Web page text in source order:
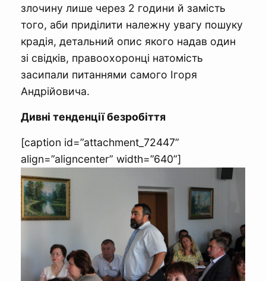
злочину лише через 2 години й замість
того, аби приділити належну увагу пошуку
крадія, детальний опис якого надав один
зі свідків, правоохоронці натомість
засипали питаннями самого Ігоря
Андрійовича.
Дивні тенденції безробіття
[caption id=”attachment_72447”
align=”aligncenter” width=”640”]